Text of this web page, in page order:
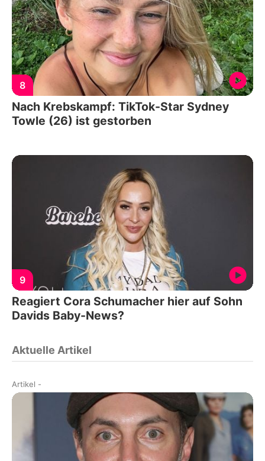
8
Nach Krebskampf: TikTok-Star Sydney
Towle (26) ist gestorben
9
Reagiert Cora Schumacher hier auf Sohn
Davids Baby-News?
Aktuelle Artikel
Artikel -